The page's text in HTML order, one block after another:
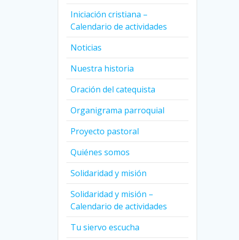
Iniciación cristiana –
Calendario de actividades
Noticias
Nuestra historia
Oración del catequista
Organigrama parroquial
Proyecto pastoral
Quiénes somos
Solidaridad y misión
Solidaridad y misión –
Calendario de actividades
Tu siervo escucha